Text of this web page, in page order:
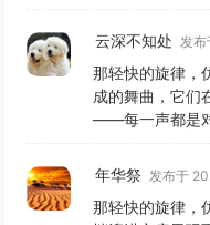
云深不知处 发
那轻快的旋律，
成的舞曲，它们
——每一声都是
年华祭 发布于
那轻快的旋律，